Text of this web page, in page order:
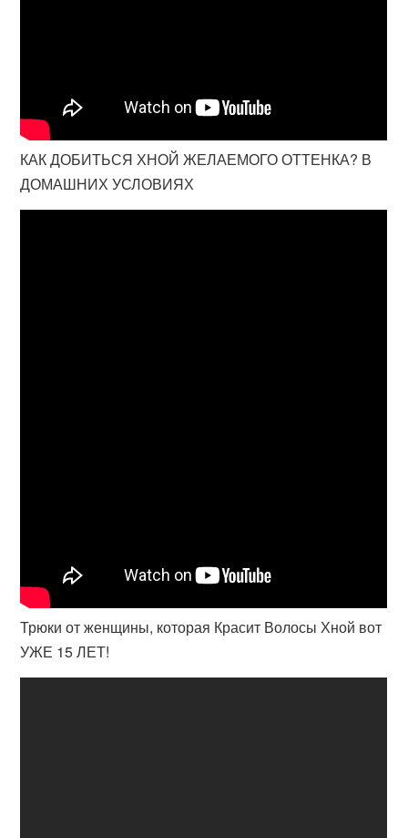
КАК ДОБИТЬСЯ ХНОЙ ЖЕЛАЕМОГО ОТТЕНКА? В
ДОМАШНИХ УСЛОВИЯХ
Трюки от женщины, которая Красит Волосы Хной вот
УЖЕ 15 ЛЕТ!